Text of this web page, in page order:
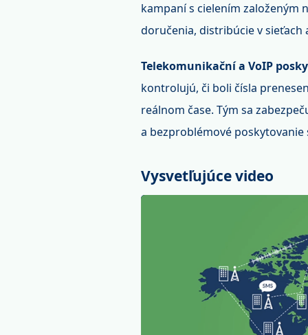
kampaní s cielením založeným
doručenia, distribúcie v
Telekomunikační a VoIP
kontrolujú, či boli čísla
reálnom čase. Tým sa
a bezproblémové
Vysvetľujúce video